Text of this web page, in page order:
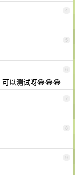
4
5
6
可以测试呀😂😂😂
7
8
9